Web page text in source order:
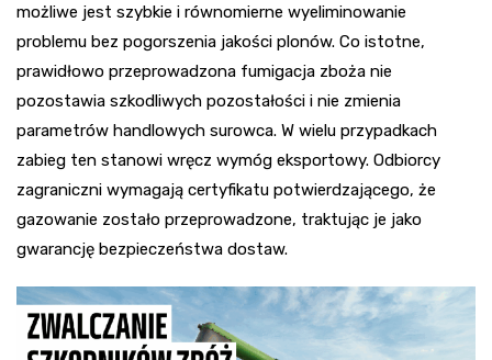
możliwe jest szybkie i równomierne wyeliminowanie
problemu bez pogorszenia jakości plonów. Co istotne,
prawidłowo przeprowadzona fumigacja zboża nie
pozostawia szkodliwych pozostałości i nie zmienia
parametrów handlowych surowca. W wielu przypadkach
zabieg ten stanowi wręcz wymóg eksportowy. Odbiorcy
zagraniczni wymagają certyfikatu potwierdzającego, że
gazowanie zostało przeprowadzone, traktując je jako
gwarancję bezpieczeństwa dostaw.